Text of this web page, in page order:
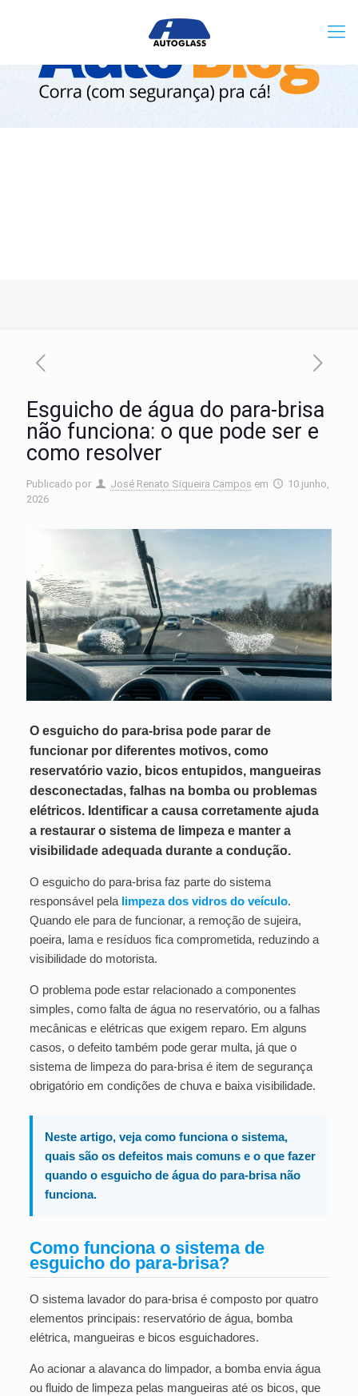
Esguicho de água do para-brisa
não funciona: o que pode ser e
como resolver
Publicado por José Renato Siqueira Campos em
10 junho,
2026
O esguicho do para-brisa pode parar de
funcionar por diferentes motivos, como
reservatório vazio, bicos entupidos, mangueiras
desconectadas, falhas na bomba ou problemas
elétricos. Identificar a causa corretamente ajuda
a restaurar o sistema de limpeza e manter a
visibilidade adequada durante a condução.
O esguicho do para-brisa faz parte do sistema
responsável pela limpeza dos vidros do veículo.
Quando ele para de funcionar, a remoção de sujeira,
poeira, lama e resíduos fica comprometida, reduzindo a
visibilidade do motorista.
O problema pode estar relacionado a componentes
simples, como falta de água no reservatório, ou a falhas
mecânicas e elétricas que exigem reparo. Em alguns
casos, o defeito também pode gerar multa, já que o
sistema de limpeza do para-brisa é item de segurança
obrigatório em condições de chuva e baixa visibilidade.
Neste artigo, veja como funciona o sistema,
quais são os defeitos mais comuns e o que fazer
quando o esguicho de água do para-brisa não
funciona.
Como funciona o sistema de
esguicho do para-brisa?
O sistema lavador do para-brisa é composto por quatro
elementos principais: reservatório de água, bomba
elétrica, mangueiras e bicos esguichadores.
Ao acionar a alavanca do limpador, a bomba envia água
ou fluido de limpeza pelas mangueiras até os bicos, que